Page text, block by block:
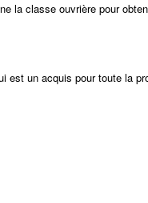
la classe ouvrière pour
un acquis pour toute la